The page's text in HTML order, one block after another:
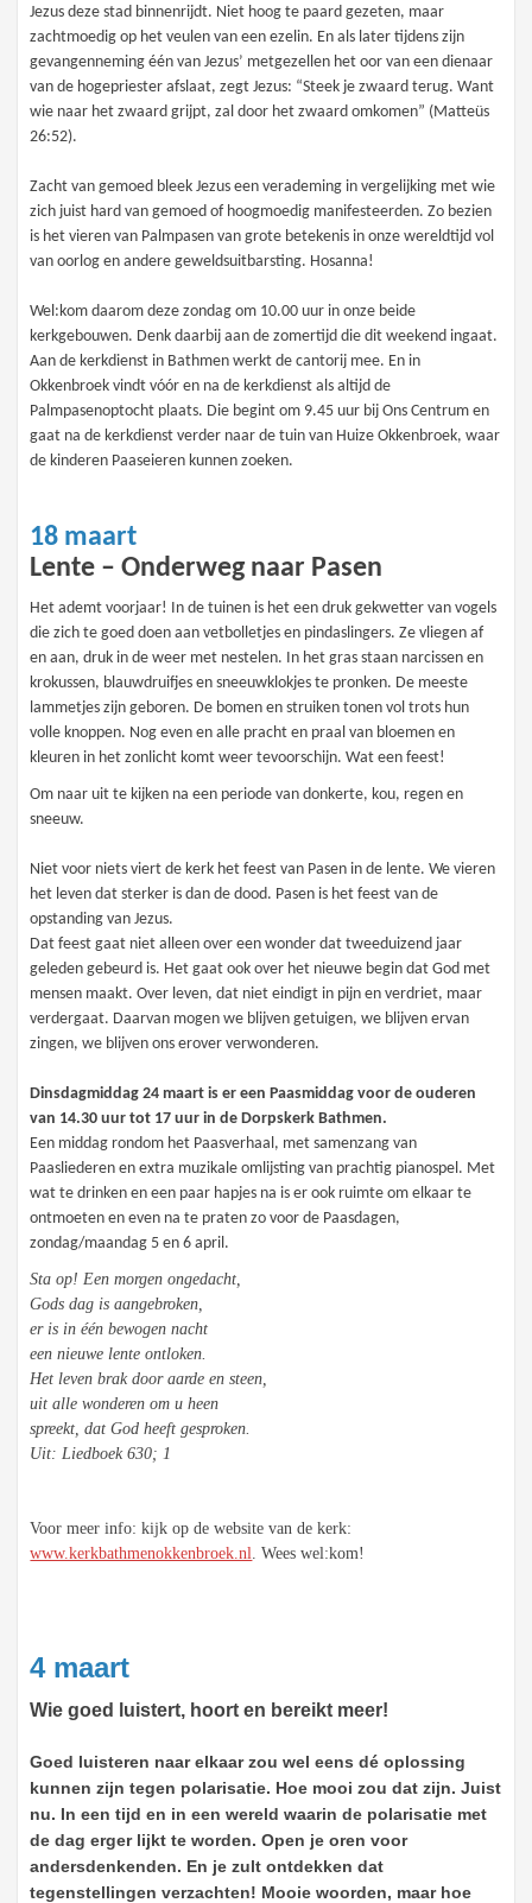
Jezus deze stad binnenrijdt. Niet hoog te paard gezeten, maar
zachtmoedig op het veulen van een ezelin. En als later tijdens zijn
gevangenneming één van Jezus’ metgezellen het oor van een dienaar
van de hogepriester afslaat, zegt Jezus: “Steek je zwaard terug. Want
wie naar het zwaard grijpt, zal door het zwaard omkomen” (Matteüs
26:52).
Zacht van gemoed bleek Jezus een verademing in vergelijking met wie
zich juist hard van gemoed of hoogmoedig manifesteerden. Zo bezien
is het vieren van Palmpasen van grote betekenis in onze wereldtijd vol
van oorlog en andere geweldsuitbarsting. Hosanna!
Wel:kom daarom deze zondag om 10.00 uur in onze beide
kerkgebouwen. Denk daarbij aan de zomertijd die dit weekend ingaat.
Aan de kerkdienst in Bathmen werkt de cantorij mee. En in
Okkenbroek vindt vóór en na de kerkdienst als altijd de
Palmpasenoptocht plaats. Die begint om 9.45 uur bij Ons Centrum en
gaat na de kerkdienst verder naar de tuin van Huize Okkenbroek, waar
de kinderen Paaseieren kunnen zoeken.
18 maart
Lente – Onderweg naar Pasen
Het ademt voorjaar! In de tuinen is het een druk gekwetter van vogels
die zich te goed doen aan vetbolletjes en pindaslingers. Ze vliegen af
en aan, druk in de weer met nestelen. In het gras staan narcissen en
krokussen, blauwdruifjes en sneeuwklokjes te pronken. De meeste
lammetjes zijn geboren. De bomen en struiken tonen vol trots hun
volle knoppen. Nog even en alle pracht en praal van bloemen en
kleuren in het zonlicht komt weer tevoorschijn. Wat een feest!
Om naar uit te kijken na een periode van donkerte, kou, regen en
sneeuw.
Niet voor niets viert de kerk het feest van Pasen in de lente. We vieren
het leven dat sterker is dan de dood. Pasen is het feest van de
opstanding van Jezus.
Dat feest gaat niet alleen over een wonder dat tweeduizend jaar
geleden gebeurd is. Het gaat ook over het nieuwe begin dat God met
mensen maakt. Over leven, dat niet eindigt in pijn en verdriet, maar
verdergaat. Daarvan mogen we blijven getuigen, we blijven ervan
zingen, we blijven ons erover verwonderen.
Dinsdagmiddag 24 maart is er een Paasmiddag voor de ouderen
van 14.30 uur tot 17 uur in de Dorpskerk Bathmen.
Een middag rondom het Paasverhaal, met samenzang van
Paasliederen en extra muzikale omlijsting van prachtig pianospel. Met
wat te drinken en een paar hapjes na is er ook ruimte om elkaar te
ontmoeten en even na te praten zo voor de Paasdagen,
zondag/maandag 5 en 6 april.
Sta op! Een morgen ongedacht,
Gods dag is aangebroken,
er is in één bewogen nacht
een nieuwe lente ontloken.
Het leven brak door aarde en steen,
uit alle wonderen om u heen
spreekt, dat God heeft gesproken.
Uit: Liedboek 630; 1
Voor meer info: kijk op de website van de kerk:
www.kerkbathmenokkenbroek.nl . Wees wel:kom!
4 maart
Wie goed luistert, hoort en bereikt meer!
Goed luisteren naar elkaar zou wel eens dé oplossing
kunnen zijn tegen polarisatie. Hoe mooi zou dat zijn. Juist
nu. In een tijd en in een wereld waarin de polarisatie met
de dag erger lijkt te worden. Open je oren voor
andersdenkenden. En je zult ontdekken dat
tegenstellingen verzachten! Mooie woorden, maar hoe